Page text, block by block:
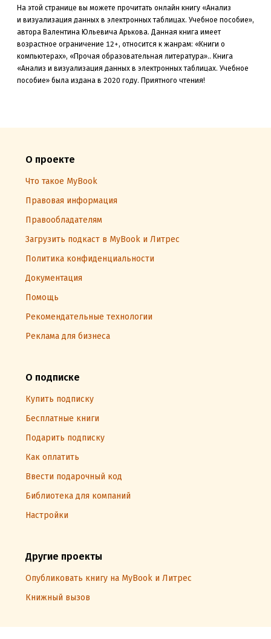
На этой странице вы можете прочитать онлайн книгу «Анализ
и визуализация данных в электронных таблицах. Учебное пособие»,
автора Валентина Юльевича Арькова. Данная книга имеет
возрастное ограничение 12+, относится к жанрам: «Книги о
компьютерах», «Прочая образовательная литература».. Книга
«Анализ и визуализация данных в электронных таблицах. Учебное
пособие» была издана в 2020 году. Приятного чтения!
О проекте
Что такое MyBook
Правовая информация
Правообладателям
Загрузить подкаст в MyBook и Литрес
Политика конфиденциальности
Документация
Помощь
Рекомендательные технологии
Реклама для бизнеса
О подписке
Купить подписку
Бесплатные книги
Подарить подписку
Как оплатить
Ввести подарочный код
Библиотека для компаний
Настройки
Другие проекты
Опубликовать книгу на MyBook и Литрес
Книжный вызов